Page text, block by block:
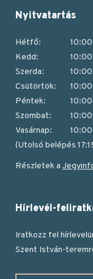
Nyitvatartás
Hétfő:
Kedd:
Szerda:
Csütörtök:
Péntek:
Szombat:
Vasárnap:
(Utolsó belépés
Részletek a
Hírlevél-
Iratkozz fel
Szent István-